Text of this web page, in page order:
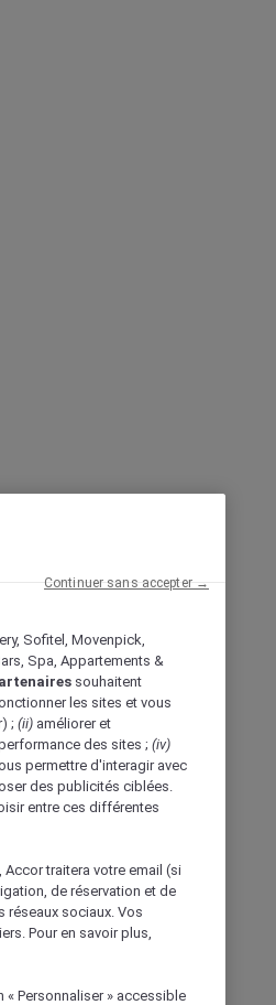
Sofitel, Movenpick,
Spa, Appartements &
souhaitent
les sites et vous
; (ii) améliorer et
des sites ; (iv)
permettre d'interagir avec
des publicités ciblées.
entre ces différentes
traitera votre email (si
de réservation et de
sociaux. Vos
Pour en savoir plus,
Personnaliser » accessible
Continuer sans accepter →